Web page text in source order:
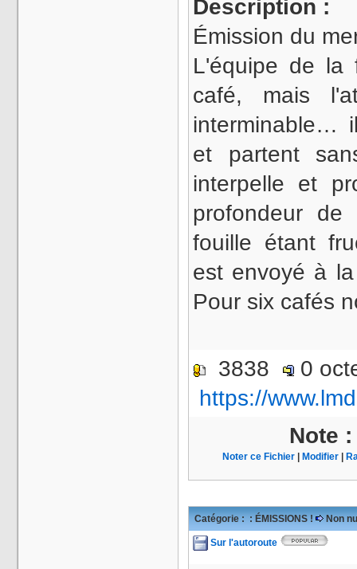
Description :
Émission du
L'équipe de la
café, mais
interminable…
et partent
interpelle et
profondeur
fouille étant
est envoyé à
Pour six cafés
3838
0
https://
Note
Noter ce Fichier Modifier
Catégorie : : ÉMISSIONS ! Non
Sur l'autoroute